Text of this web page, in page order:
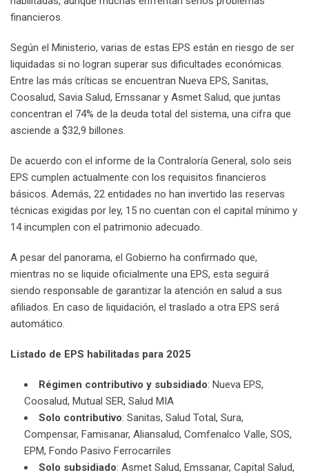
financieros.
Según el Ministerio, varias de estas EPS están en riesgo de ser
liquidadas si no logran superar sus dificultades económicas.
Entre las más críticas se encuentran Nueva EPS, Sanitas,
Coosalud, Savia Salud, Emssanar y Asmet Salud, que juntas
concentran el 74% de la deuda total del sistema, una cifra que
asciende a $32,9 billones.
De acuerdo con el informe de la Contraloría General, solo seis
EPS cumplen actualmente con los requisitos financieros
básicos. Además, 22 entidades no han invertido las reservas
técnicas exigidas por ley, 15 no cuentan con el capital mínimo y
14 incumplen con el patrimonio adecuado.
A pesar del panorama, el Gobierno ha confirmado que,
mientras no se liquide oficialmente una EPS, esta seguirá
siendo responsable de garantizar la atención en salud a sus
afiliados. En caso de liquidación, el traslado a otra EPS será
automático.
Listado de EPS habilitadas para 2025
Régimen contributivo y subsidiado: Nueva EPS,
Coosalud, Mutual SER, Salud MIA
Solo contributivo: Sanitas, Salud Total, Sura,
Compensar, Famisanar, Aliansalud, Comfenalco Valle, SOS,
EPM, Fondo Pasivo Ferrocarriles
Solo subsidiado: Asmet Salud, Emssanar, Capital Salud,